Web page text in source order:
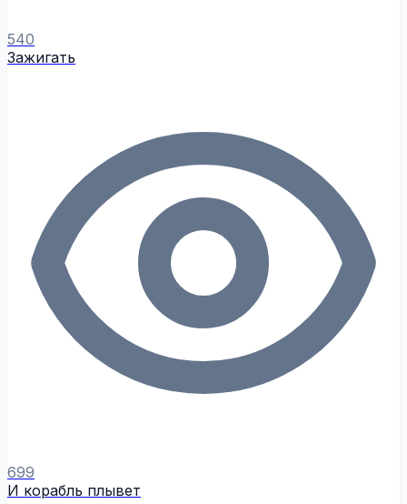
540
Зажигать
699
И корабль плывет